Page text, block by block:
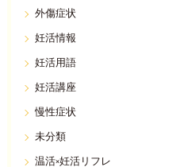
外傷症状
妊活情報
妊活用語
妊活講座
慢性症状
未分類
温活×妊活リフレ